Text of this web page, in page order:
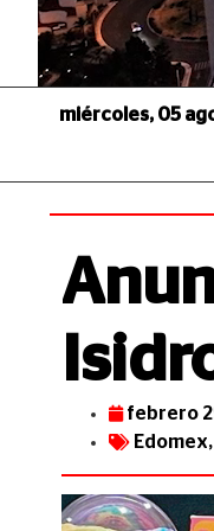
miércoles, 05
febrero
Edomex,